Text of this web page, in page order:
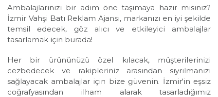
Ambalajlarınızı bir adım öne taşımaya hazır mısınız?
İzmir Vahşi Batı Reklam Ajansı, markanızı en iyi şekilde
temsil edecek, göz alıcı ve etkileyici ambalajlar
tasarlamak için burada!
Her bir ürününüzü özel kılacak, müşterilerinizi
cezbedecek ve rakipleriniz arasından sıyrılmanızı
sağlayacak ambalajlar için bize güvenin. İzmir'in eşsiz
coğrafyasından ilham alarak tasarladığımız